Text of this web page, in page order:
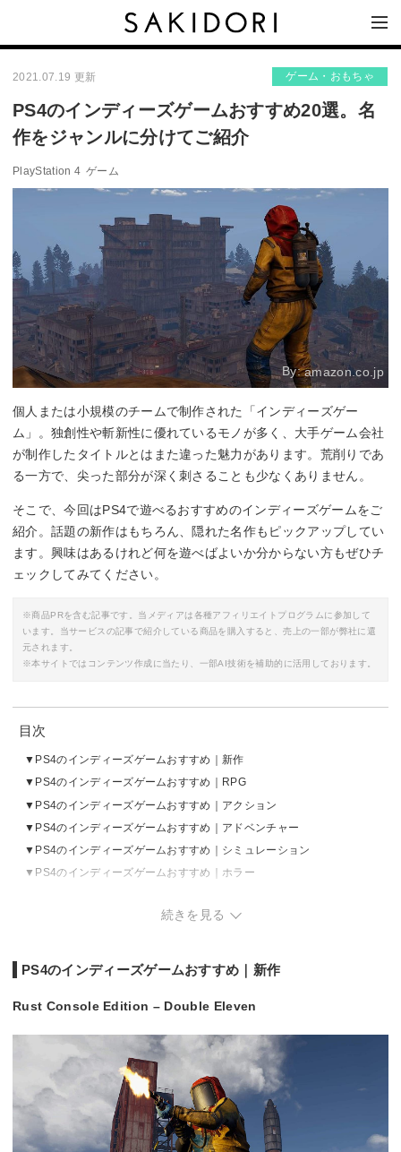
2021.07.19 更新 ゲーム・おもちゃ
PS4のインディーズゲームおすすめ20選。名
作をジャンルに分けてご紹介
PlayStation 4 ゲーム
By:amazon.co.jp
個人または小規模のチームで制作された「インディーズゲー
ム」。独創性や斬新性に優れているモノが多く、大手ゲーム会社
が制作したタイトルとはまた違った魅力があります。荒削りであ
る一方で、尖った部分が深く刺さることも少なくありません。
そこで、今回はPS4で遊べるおすすめのインディーズゲームをご
紹介。話題の新作はもちろん、隠れた名作もピックアップしてい
ます。興味はあるけれど何を遊べばよいか分からない方もぜひチ
ェックしてみてください。
※商品PRを含む記事です。当メディアは各種アフィリエイトプログラムに参加して
います。当サービスの記事で紹介している商品を購入すると、売上の一部が弊社に還
元されます。
※本サイトではコンテンツ作成に当たり、一部AI技術を補助的に活用しております。
目次
PS4のインディーズゲームおすすめ｜新作
PS4のインディーズゲームおすすめ｜RPG
PS4のインディーズゲームおすすめ｜アクション
PS4のインディーズゲームおすすめ｜アドベンチャー
PS4のインディーズゲームおすすめ｜シミュレーション
PS4のインディーズゲームおすすめ｜ホラー
PS4のインディーズゲームおすすめ｜その他
続きを見る
PS4のインディーズゲームおすすめ｜新作
Rust Console Edition – Double Eleven